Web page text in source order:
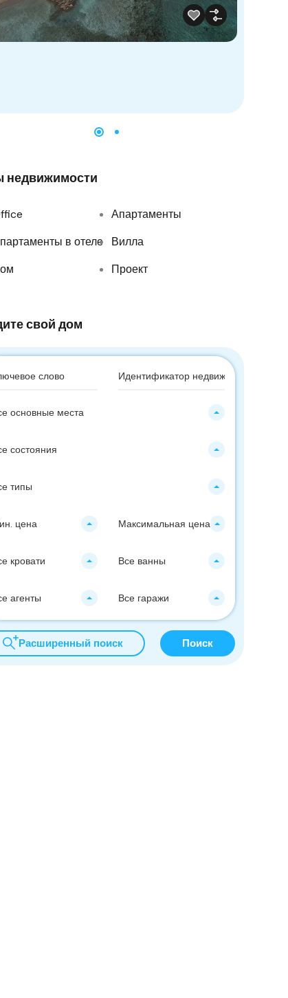
недвижимости
Апартаменты
в отеле
Вилла
Проект
свой дом
основные места
состояния
типы
цена Максимальная цена
кровати Все ванны
агенты Все гаражи
Расширенный поиск Поиск